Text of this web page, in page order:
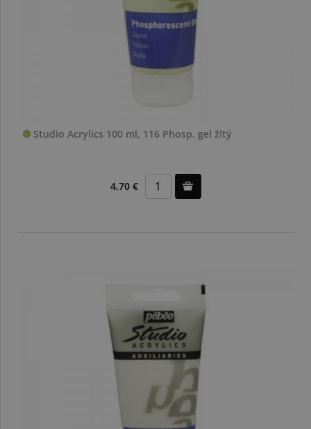
Studio Acrylics 100 ml, 116 Phosp. gel žltý
4,70 €